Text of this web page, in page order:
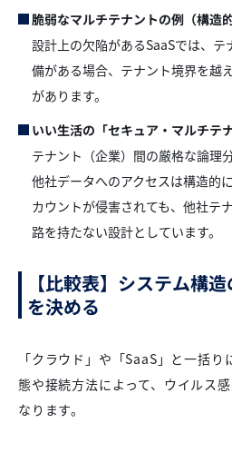
脆弱なマルチテナントの例（構造的
設計上の欠陥があるSaaSでは、
備がある場合、テナント境界を越
があります。
いい生活の「セキュア・マルチテナ
テナント（企業）間の厳格な論理
他社データへのアクセスは構造的
カウントが侵害されても、他社テ
路を持たない設計としています。
【比較表】システム構
を決める
「クラウド」や「SaaS」と一括
態や接続方法によって、ウイルス
なります。